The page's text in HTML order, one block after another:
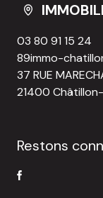
03 80 91 15 24
89immo-
37 RUE
21400
Restons